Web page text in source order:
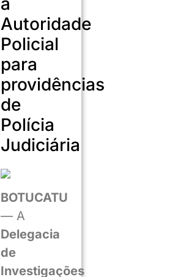
Autoridade
Policial
para
providências
de
Polícia
Judiciária
BOTUCATU
— A
Delegacia
de
Investigações